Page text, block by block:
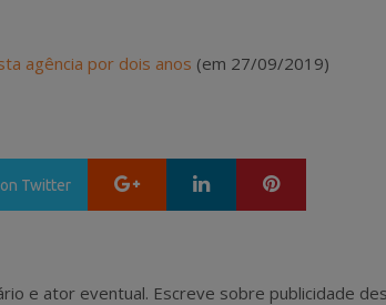
agência por dois anos (em 27/09/2019)
on Twitter Google+ LinkedIn
e ator eventual. Escreve sobre publicidade